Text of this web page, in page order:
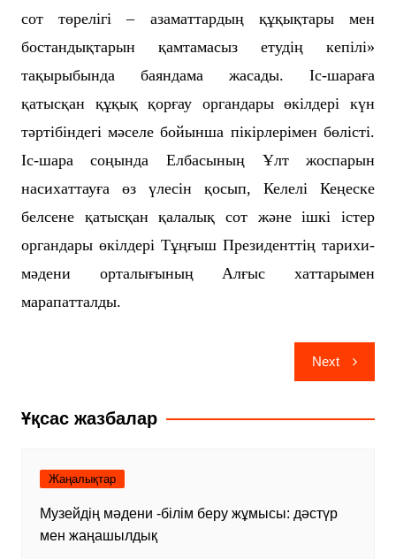
сот төрелігі – азаматтардың құқықтары мен
бостандықтарын қамтамасыз етудің кепілі»
тақырыбында баяндама жасады. Іс-шараға
қатысқан құқық қорғау органдары өкілдері күн
тәртібіндегі мәселе бойынша пікірлерімен бөлісті.
Іс-шара соңында Елбасының Ұлт жоспарын
насихаттауға өз үлесін қосып, Келелі Кеңеске
белсене қатысқан қалалық сот және ішкі істер
органдары өкілдері Тұңғыш Президенттің тарихи-
мәдени орталығының Алғыс хаттарымен
марапатталды.
записям
Next
Ұқсас жазбалар
Жаңалықтар
Музейдің мәдени -білім беру жұмысы: дәстүр
мен жаңашылдық